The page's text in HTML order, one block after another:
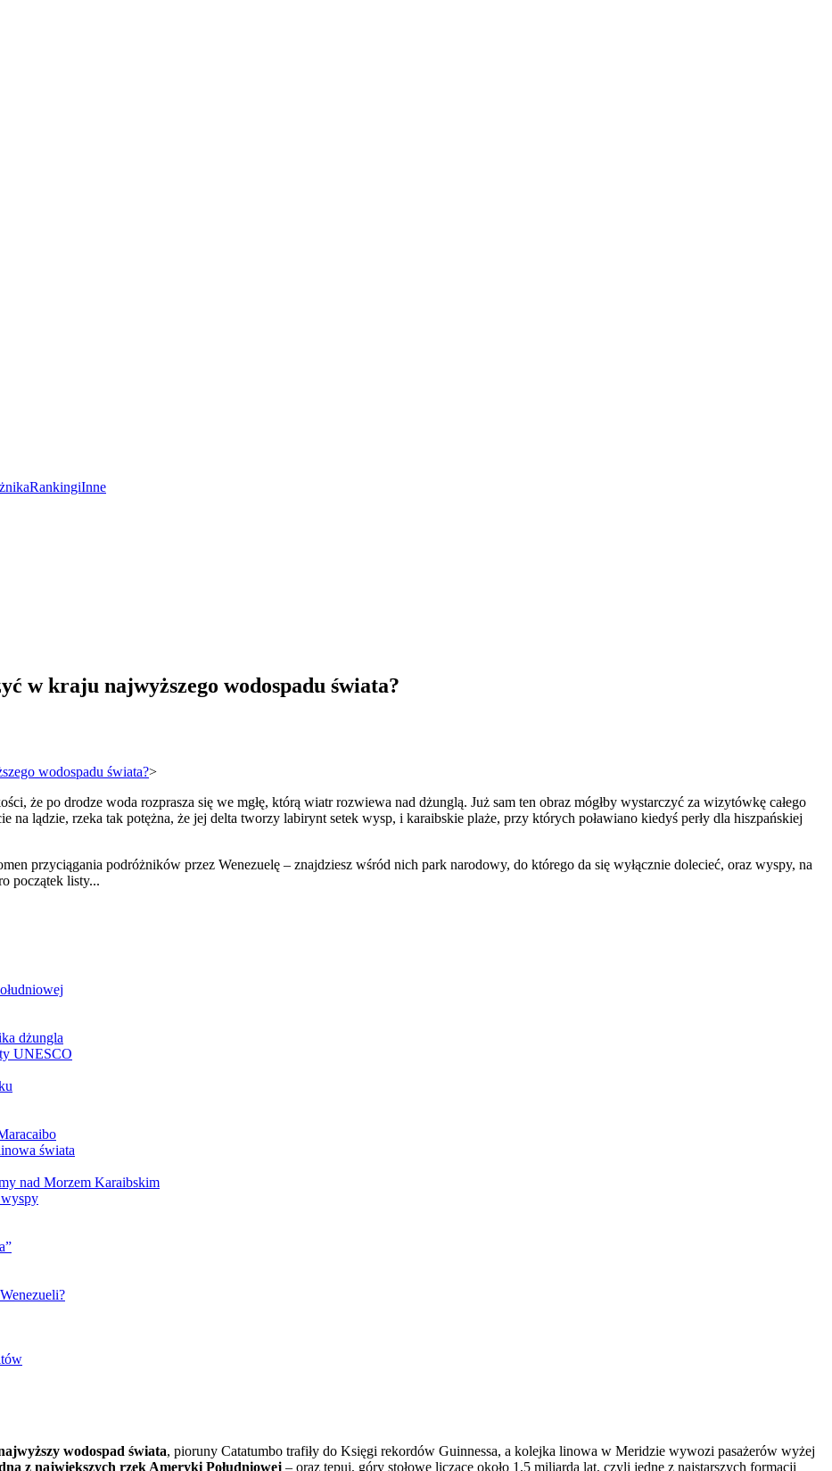
RankingiInne
w kraju najwyższego wodospadu świata?
wodospadu świata?>
że po drodze woda rozprasza się we mgłę, którą wiatr rozwiewa nad dżunglą. Już sam ten obraz mógłby wystarczyć za wizytówkę całego
na lądzie, rzeka tak potężna, że jej delta tworzy labirynt setek wysp, i karaibskie plaże, przy których poławiano kiedyś perły dla hiszpańskiej
przyciągania podróżników przez Wenezuelę – znajdziesz wśród nich park narodowy, do którego da się wyłącznie dolecieć, oraz wyspy, na
początek listy...
dżungla
UNESCO
świata
nad Morzem Karaibskim
wodospad świata, pioruny Catatumbo trafiły do Księgi rekordów Guinnessa, a kolejka linowa w Meridzie wywozi pasażerów wyżej
z największych rzek Ameryki Południowej – oraz tepui, góry stołowe liczące około 1,5 miliarda lat, czyli jedne z najstarszych formacji